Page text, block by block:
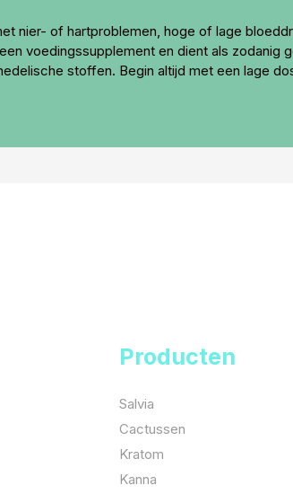
nier- of hartproblemen, hoge of lage
voedingssupplement en dient als zodanig
stoffen. Begin altijd met een lage
Producten
Salvia
Cactussen
Kratom
Kanna